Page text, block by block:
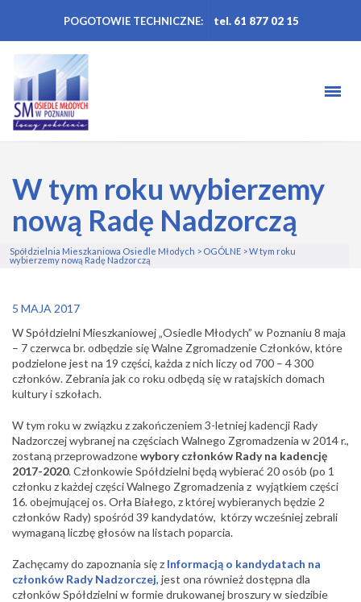
POGOTOWIE TECHNICZNE: tel. 61 877 02 15
W tym roku wybierzemy
nową Radę Nadzorczą
Spółdzielnia Mieszkaniowa Osiedle Młodych > OGÓLNE >W tym roku
wybierzemy nową Radę Nadzorczą
5 MAJA 2017
W Spółdzielni Mieszkaniowej „Osiedle Młodych” w Poznaniu 8 maja
– 7 czerwca br. odbędzie się Walne Zgromadzenie Członków, które
podzielone jest na 19 części, każda z nich liczy od 700 – 4 300
członków. Zebrania jak co roku odbędą się w ratajskich domach
kultury i szkołach.
W tym roku w związku z zakończeniem 3-letniej kadencji Rady
Nadzorczej wybranej na częściach Walnego Zgromadzenia w 2014 r.,
zostaną przeprowadzonewybory członków Rady na kadencję
2017-2020. Członkowie Spółdzielni będą wybierać 20 osób (po 1
członku z każdej części Walnego Zgromadzenia z wyjątkiem części
16. obejmującej os. Orła Białego, z której wybieranych będzie 2
członków Rady) spośród 39 kandydatów, którzy wcześniej zebrali
wymaganą liczbę głosów na listach poparcia.
Zachęcamy do zapoznania się z Informacją o kandydatach na
członków Rady Nadzorczej, jest ona również dostępna dla
członków Spółdzielni w formie drukowanej broszury w siedzibie